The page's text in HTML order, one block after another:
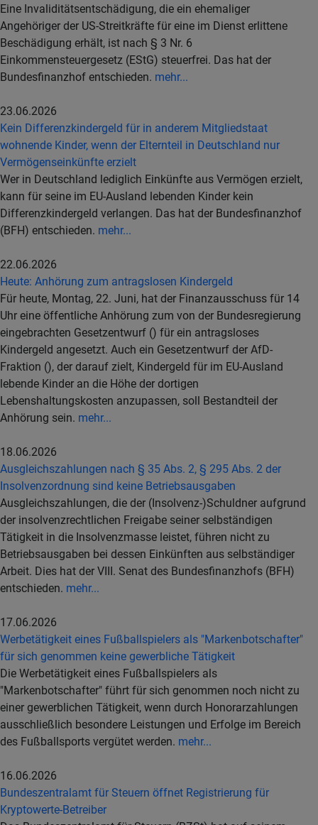
Eine Invaliditätsentschädigung, die ein ehemaliger
Angehöriger der US-Streitkräfte für eine im Dienst erlittene
Beschädigung erhält, ist nach § 3 Nr. 6
Einkommensteuergesetz (EStG) steuerfrei. Das hat der
Bundesfinanzhof entschieden. mehr...
23.06.2026
Kein Differenzkindergeld für in anderem Mitgliedstaat
wohnende Kinder, wenn der Elternteil in Deutschland nur
Vermögenseinkünfte erzielt
Wer in Deutschland lediglich Einkünfte aus Vermögen erzielt,
kann für seine im EU-Ausland lebenden Kinder kein
Differenzkindergeld verlangen. Das hat der Bundesfinanzhof
(BFH) entschieden. mehr...
22.06.2026
Heute: Anhörung zum antragslosen Kindergeld
Für heute, Montag, 22. Juni, hat der Finanzausschuss für 14
Uhr eine öffentliche Anhörung zum von der Bundesregierung
eingebrachten Gesetzentwurf () für ein antragsloses
Kindergeld angesetzt. Auch ein Gesetzentwurf der AfD-
Fraktion (), der darauf zielt, Kindergeld für im EU-Ausland
lebende Kinder an die Höhe der dortigen
Lebenshaltungskosten anzupassen, soll Bestandteil der
Anhörung sein. mehr...
18.06.2026
Ausgleichszahlungen nach § 35 Abs. 2, § 295 Abs. 2 der
Insolvenzordnung sind keine Betriebsausgaben
Ausgleichszahlungen, die der (Insolvenz-)Schuldner aufgrund
der insolvenzrechtlichen Freigabe seiner selbständigen
Tätigkeit in die Insolvenzmasse leistet, führen nicht zu
Betriebsausgaben bei dessen Einkünften aus selbständiger
Arbeit. Dies hat der VIII. Senat des Bundesfinanzhofs (BFH)
entschieden. mehr...
17.06.2026
Werbetätigkeit eines Fußballspielers als "Markenbotschafter"
für sich genommen keine gewerbliche Tätigkeit
Die Werbetätigkeit eines Fußballspielers als
"Markenbotschafter" führt für sich genommen noch nicht zu
einer gewerblichen Tätigkeit, wenn durch Honorarzahlungen
ausschließlich besondere Leistungen und Erfolge im Bereich
des Fußballsports vergütet werden. mehr...
16.06.2026
Bundeszentralamt für Steuern öffnet Registrierung für
Kryptowerte-Betreiber